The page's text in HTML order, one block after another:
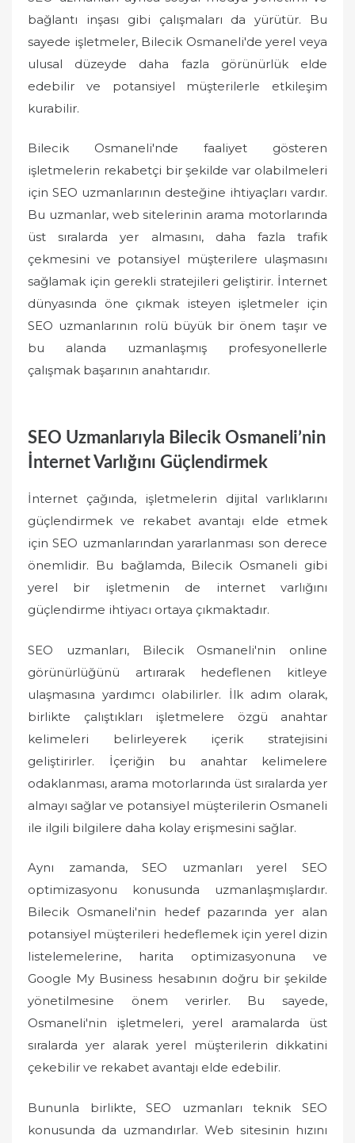
bağlantı inşası gibi çalışmaları da yürütür. Bu
sayede işletmeler, Bilecik Osmaneli'de yerel veya
ulusal düzeyde daha fazla görünürlük elde
edebilir ve potansiyel müşterilerle etkileşim
kurabilir.
Bilecik Osmaneli'nde faaliyet gösteren
işletmelerin rekabetçi bir şekilde var olabilmeleri
için SEO uzmanlarının desteğine ihtiyaçları vardır.
Bu uzmanlar, web sitelerinin arama motorlarında
üst sıralarda yer almasını, daha fazla trafik
çekmesini ve potansiyel müşterilere ulaşmasını
sağlamak için gerekli stratejileri geliştirir. İnternet
dünyasında öne çıkmak isteyen işletmeler için
SEO uzmanlarının rolü büyük bir önem taşır ve
bu alanda uzmanlaşmış profesyonellerle
çalışmak başarının anahtarıdır.
SEO Uzmanlarıyla Bilecik Osmaneli’nin
İnternet Varlığını Güçlendirmek
İnternet çağında, işletmelerin dijital varlıklarını
güçlendirmek ve rekabet avantajı elde etmek
için SEO uzmanlarından yararlanması son derece
önemlidir. Bu bağlamda, Bilecik Osmaneli gibi
yerel bir işletmenin de internet varlığını
güçlendirme ihtiyacı ortaya çıkmaktadır.
SEO uzmanları, Bilecik Osmaneli'nin online
görünürlüğünü artırarak hedeflenen kitleye
ulaşmasına yardımcı olabilirler. İlk adım olarak,
birlikte çalıştıkları işletmelere özgü anahtar
kelimeleri belirleyerek içerik stratejisini
geliştirirler. İçeriğin bu anahtar kelimelere
odaklanması, arama motorlarında üst sıralarda yer
almayı sağlar ve potansiyel müşterilerin Osmaneli
ile ilgili bilgilere daha kolay erişmesini sağlar.
Aynı zamanda, SEO uzmanları yerel SEO
optimizasyonu konusunda uzmanlaşmışlardır.
Bilecik Osmaneli'nin hedef pazarında yer alan
potansiyel müşterileri hedeflemek için yerel dizin
listelemelerine, harita optimizasyonuna ve
Google My Business hesabının doğru bir şekilde
yönetilmesine önem verirler. Bu sayede,
Osmaneli'nin işletmeleri, yerel aramalarda üst
sıralarda yer alarak yerel müşterilerin dikkatini
çekebilir ve rekabet avantajı elde edebilir.
Bununla birlikte, SEO uzmanları teknik SEO
konusunda da uzmandırlar. Web sitesinin hızını